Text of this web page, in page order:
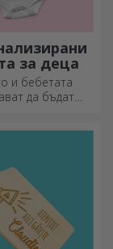
за деца
и бебетата
да бъдат